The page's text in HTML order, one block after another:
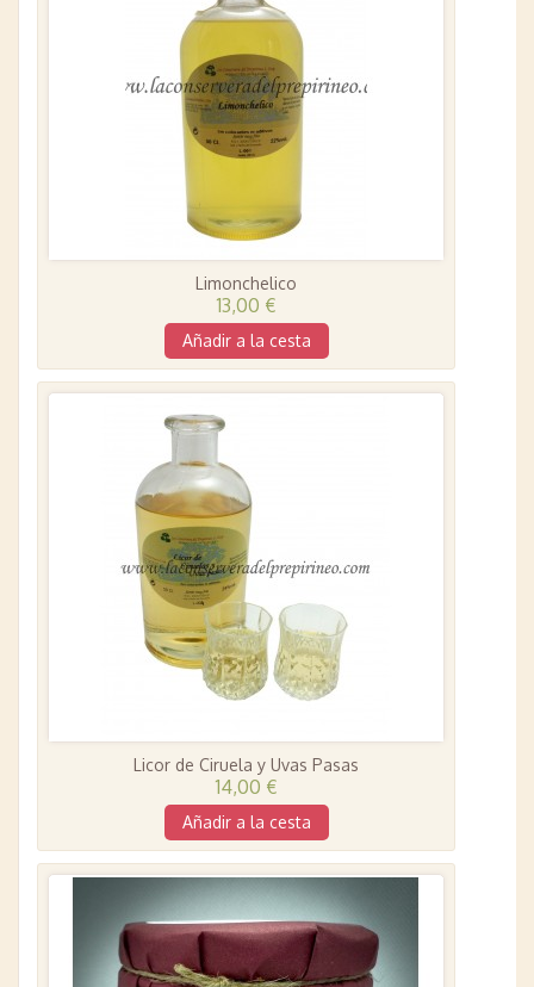
Limonchelico
13,00 €
Añadir a la cesta
Licor de Ciruela y Uvas Pasas
14,00 €
Añadir a la cesta